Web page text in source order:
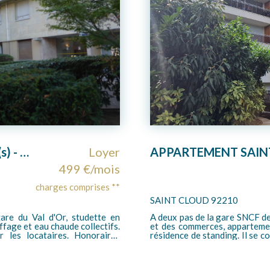
APPARTEMENT SAINT-CLOUD - 4 pièces- 106.78 m2
Loyer
2 298 €/mois
charges comprises **
La Défense/Saint Lazare)
situé au 1er étage d'une
d'un séjour très lumineux
PARIS 75016
AVENUE GEORGES MANDEL -
de très haut standing avec
pièces meublé de 64 m² en très bon état comprenant une entrée avec